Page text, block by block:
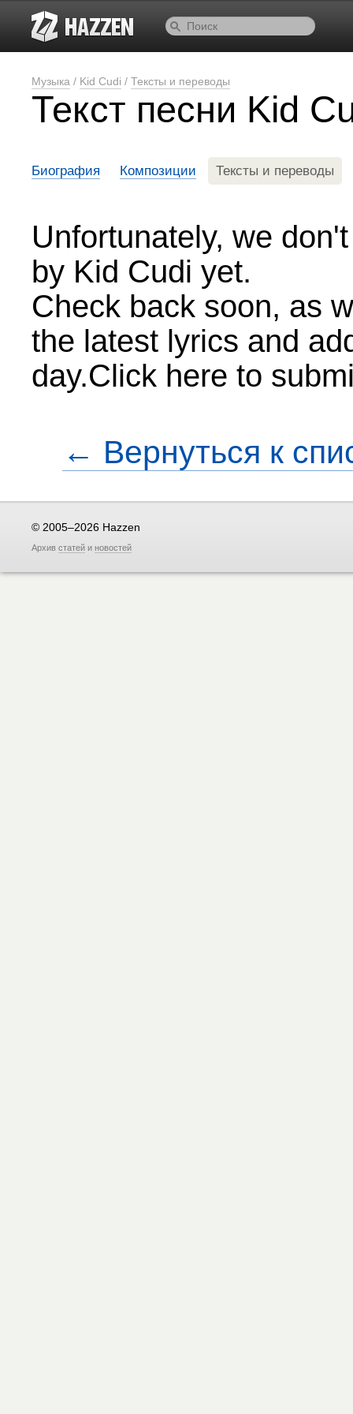
Музыка / Kid Cudi / Тексты и переводы
Текст песни Kid
Биография Композиции Тексты и переводы
Unfortunately, we
by Kid Cudi yet.
Check back soon, as
the latest lyrics and
day.Click here to
← Вернуться к
© 2005–2026 Hazzen
Архив статей и новостей